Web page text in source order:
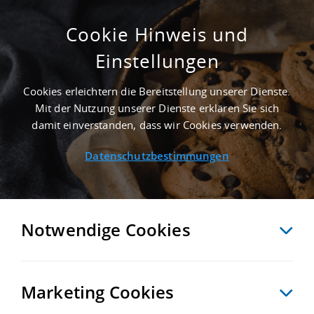
ERSTBEZUG - 11.500 M² LAGERHALLE IN
RANGSDORF AN DER AUTOBAHN A 10 -
LANDKREIS TELTOW-FLÄMING
Startseite/ Immobiliensuche/ Detailansicht
ZURÜCK MERKEN VERGLEICHEN EXPORT PDF
Cookie Hinweis und
Einstellungen
Cookies erleichtern die Bereitstellung unserer Dienste.
Mit der Nutzung unserer Dienste erklären Sie sich
damit einverstanden, dass wir Cookies verwenden.
Datenschutzbestimmungen
Notwendige Cookies
Marketing Cookies